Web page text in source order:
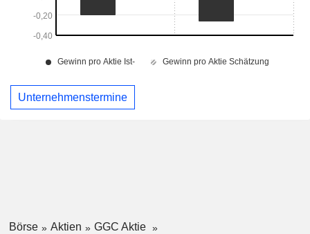
Unternehmenstermine
Börse Aktien
GGC Aktie